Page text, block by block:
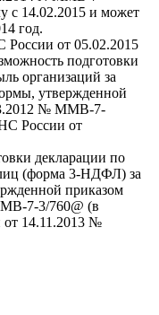
с 14.02.2015 и может
год.
от 05.02.2015
подготовки
организаций за
утвержденной
№ ММВ-7-
России от
декларации по
(форма 3-НДФЛ) за
приказом
7-3/760@ (в
14.11.2013 №